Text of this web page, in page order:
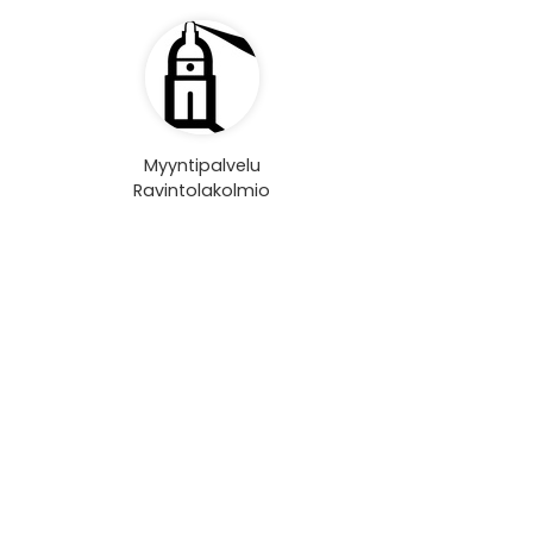
Myyntipalvelu
Ravintolakolmio